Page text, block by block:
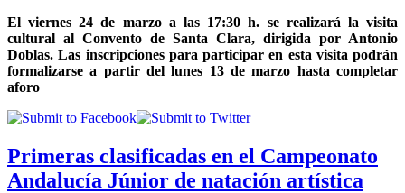
El viernes 24 de marzo a las 17:30 h. se realizará la visita
cultural al Convento de Santa Clara, dirigida por Antonio
Doblas.Las inscripciones para participar en esta visita podrán
formalizarse a partir del lunes 13 de marzo hasta completar
aforo
Primeras clasificadas en el Campeonato
Andalucía Júnior de natación artística